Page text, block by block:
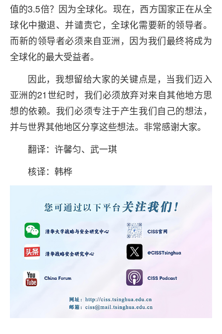
值的3.5倍？因为全球化。现在，西方国家正在从全
球化中撤退、并谴责它，全球化需要新的领导者。
而新的领导者必须来自亚洲，因为我们最终将成为
全球化的最大受益者。
因此，我想留给大家的关键点是，当我们迈入
亚洲的21世纪时，我们必须放弃对来自其他地方思
想的依赖。我们必须专注于产生我们自己的想法，
并与世界其他地区分享这些想法。非常感谢大家。
翻译：许馨匀、武一琪
核译：韩桦